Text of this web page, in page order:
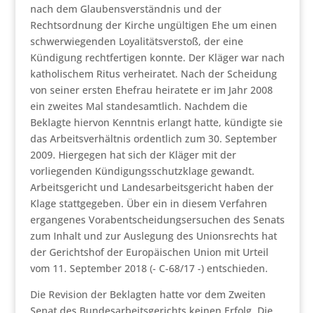
nach dem Glaubensverständnis und der
Rechtsordnung der Kirche ungültigen Ehe um einen
schwerwiegenden Loyalitätsverstoß, der eine
Kündigung rechtfertigen konnte. Der Kläger war nach
katholischem Ritus verheiratet. Nach der Scheidung
von seiner ersten Ehefrau heiratete er im Jahr 2008
ein zweites Mal standesamtlich. Nachdem die
Beklagte hiervon Kenntnis erlangt hatte, kündigte sie
das Arbeitsverhältnis ordentlich zum 30. September
2009. Hiergegen hat sich der Kläger mit der
vorliegenden Kündigungsschutzklage gewandt.
Arbeitsgericht und Landesarbeitsgericht haben der
Klage stattgegeben. Über ein in diesem Verfahren
ergangenes Vorabentscheidungsersuchen des Senats
zum Inhalt und zur Auslegung des Unionsrechts hat
der Gerichtshof der Europäischen Union mit Urteil
vom 11. September 2018 (- C-68/17 -) entschieden.
Die Revision der Beklagten hatte vor dem Zweiten